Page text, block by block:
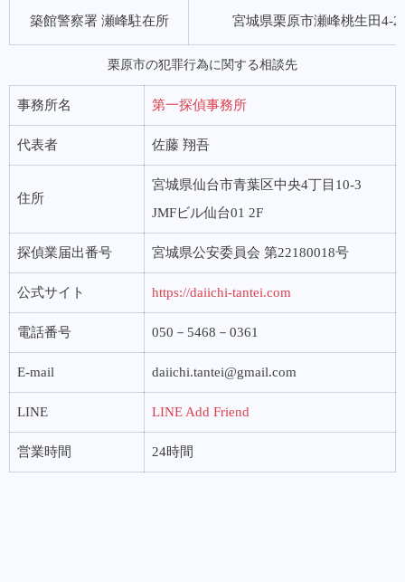
築館警察署 瀬峰駐在所 宮城県栗原市瀬峰桃生田4-2
栗原市の犯罪行為に関する相談先
事務所名 第一探偵事務所
代表者 佐藤 翔吾
住所
宮城県仙台市青葉区中央4丁目10-3
JMFビル仙台01 2F
探偵業届出番号 宮城県公安委員会 第22180018号
公式サイト https://daiichi-tantei.com
電話番号 050－5468－0361
E-mail daiichi.tantei@gmail.com
LINE LINE Add Friend
営業時間 24時間